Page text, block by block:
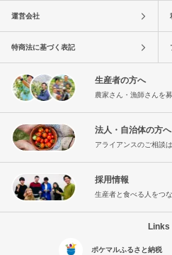
運営会社
特商法に基づく表記
生産者の方へ
農家さん・漁師さんを
法人・自治体の方へ
アライアンスのご相談
採用情報
生産者と食べる人をつ
Links
ポケマルふるさと納税